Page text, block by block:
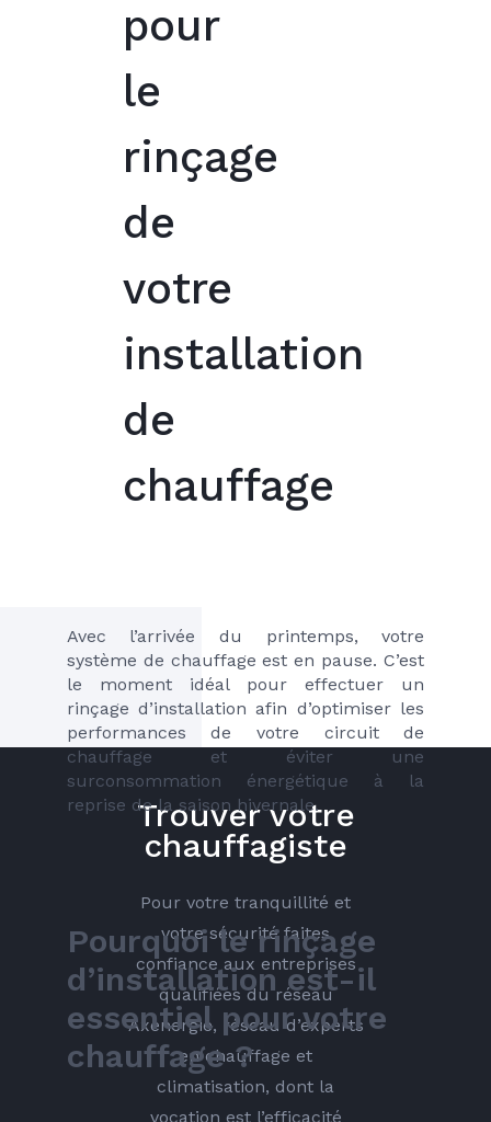
pour
le
rinçage
de
votre
installation
de
chauffage
Avec l’arrivée du printemps, votre
système de chauffage est en pause. C’est
le moment idéal pour effectuer un
rinçage d’installation afin d’optimiser les
performances de votre circuit de
chauffage et éviter une
surconsommation énergétique à la
reprise de la saison hivernale.
Pourquoi le rinçage
d’installation est-il
essentiel pour votre
chauffage ?
Trouver votre
chauffagiste
Pour votre tranquillité et
votre sécurité faites
confiance aux entreprises
qualifiées du réseau
Axenergie, réseau d’experts
en chauffage et
climatisation, dont la
vocation est l’efficacité